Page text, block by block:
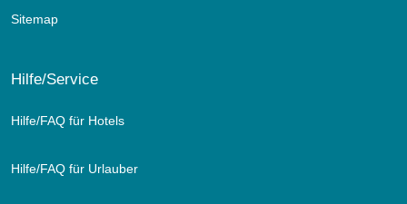
Sitemap
Hilfe/Service
Hilfe/FAQ für Hotels
Hilfe/FAQ für Urlauber